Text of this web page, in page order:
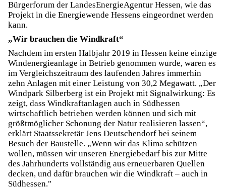
Bürgerforum der LandesEnergieAgentur Hessen, wie das
Projekt in die Energiewende Hessens eingeordnet werden
kann.
„Wir brauchen die Windkraft“
Nachdem im ersten Halbjahr 2019 in Hessen keine einzige
Windenergieanlage in Betrieb genommen wurde, waren es
im Vergleichszeitraum des laufenden Jahres immerhin
zehn Anlagen mit einer Leistung von 30,2 Megawatt. „Der
Windpark Silberberg ist ein Projekt mit Signalwirkung: Es
zeigt, dass Windkraftanlagen auch in Südhessen
wirtschaftlich betrieben werden können und sich mit
größtmöglicher Schonung der Natur realisieren lassen“,
erklärt Staatssekretär Jens Deutschendorf bei seinem
Besuch der Baustelle. „Wenn wir das Klima schützen
wollen, müssen wir unseren Energiebedarf bis zur Mitte
des Jahrhunderts vollständig aus erneuerbaren Quellen
decken, und dafür brauchen wir die Windkraft – auch in
Südhessen."